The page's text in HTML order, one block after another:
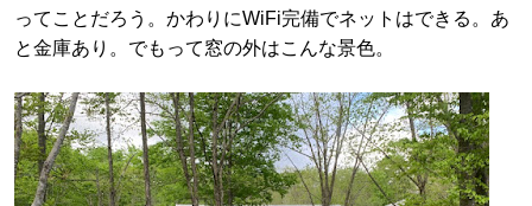
ってことだろう。かわりにWiFi完備でネットはできる。あ
と金庫あり。でもって窓の外はこんな景色。